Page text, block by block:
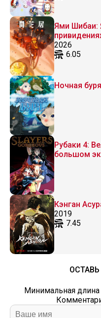
Ями Шибаи:
2026
6.05
Ночная буря
Рубаки 4:
большом
Кэнган
2019
7.45
Минимальная